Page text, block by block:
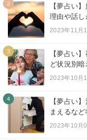
2
【夢占い
理由や話し
2023年11月
3
【夢占い
ど状況別
2023年10月
4
【夢占い
まえるなど
2023年10月